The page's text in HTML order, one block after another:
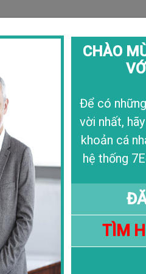
CHÀO
Để có
vời nhất,
khoản cá
hệ thống
TÌM